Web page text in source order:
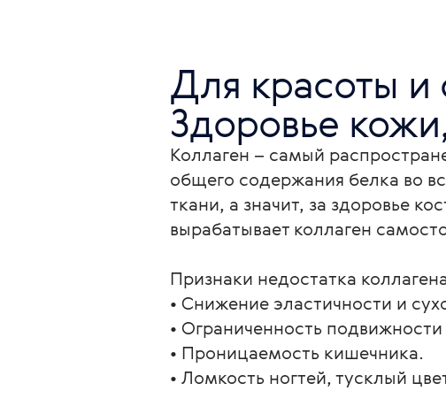
Для красоты и
Здоровье
Коллаген – самый
общего содержания белка во
ткани, а значит, за здоровье
вырабатывает коллаген
Признаки недостатка
• Снижение эластичности и
• Ограниченность подвижности
• Проницаемость кишечника.
• Ломкость ногтей, тусклый